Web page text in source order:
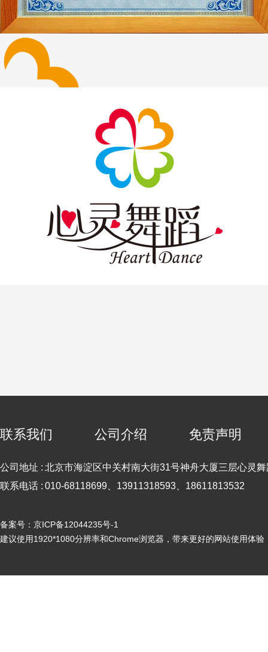
联系我们 公司介绍 免责声明
公司地址 : 北京市海淀区中关村南大街31号神舟大厦三层心灵
联系电话 : 010-68118699、13911318593、18611813532
备案号：京ICP备12044235号-1
建议使用1920*1080分辨率和Chrome浏览器，带来更好的网站使用体验